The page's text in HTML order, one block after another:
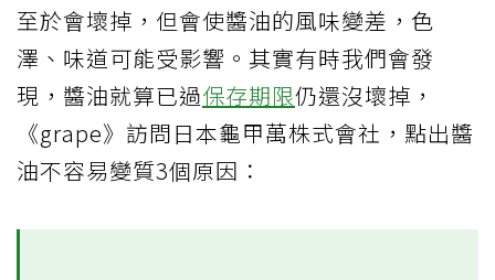
至於會壞掉，但會使醬油的風味變差，色
澤、味道可能受影響。其實有時我們會發
現，醬油就算已過保存期限仍還沒壞掉，
《grape》訪問日本龜甲萬株式會社，點出醬
油不容易變質3個原因：